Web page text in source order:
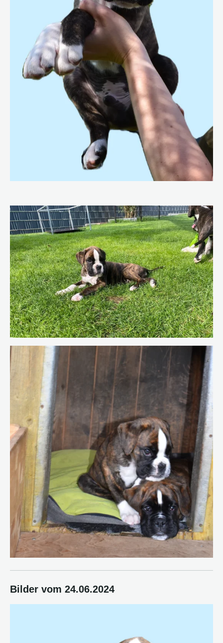
Bilder vom 24.06.2024